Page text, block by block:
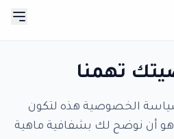
تهمنا
الخصوصية هذه لتكون
هو أن نوضح لك بشفافية ماهية